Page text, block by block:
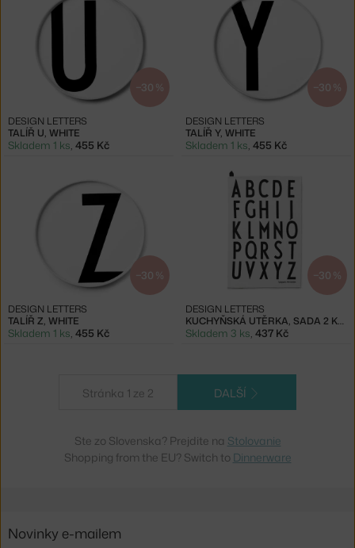
−30 %
TALÍŘ U, WHITE
DESIGN LETTERS
Skladem 1 ks, 455 Kč
−30 %
TALÍŘ Y, WHITE
DESIGN LETTERS
Skladem 1 ks, 455 Kč
−30 %
TALÍŘ Z, WHITE
DESIGN LETTERS
Skladem 1 ks, 455 Kč
−30 %
KUCHYŇSKÁ UTĚRKA, SADA 2 KS, WHITE
DESIGN LETTERS
Skladem 3 ks, 437 Kč
Stránka 1 ze 2 DALŠÍ
Ste zo Slovenska? Prejdite na Stolovanie
Shopping from the EU? Switch to Dinnerware
Novinky e-mailem